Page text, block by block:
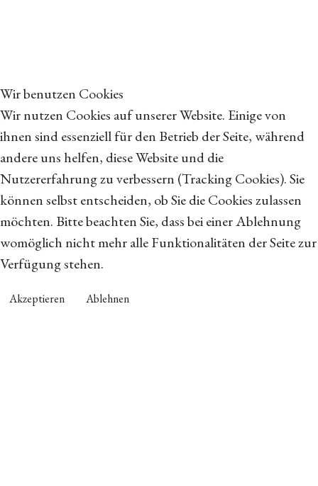
Wir benutzen Cookies
Wir nutzen Cookies auf unserer Website. Einige von
ihnen sind essenziell für den Betrieb der Seite, während
andere uns helfen, diese Website und die
Nutzererfahrung zu verbessern (Tracking Cookies). Sie
können selbst entscheiden, ob Sie die Cookies zulassen
möchten. Bitte beachten Sie, dass bei einer Ablehnung
womöglich nicht mehr alle Funktionalitäten der Seite zur
Verfügung stehen.
Akzeptieren Ablehnen